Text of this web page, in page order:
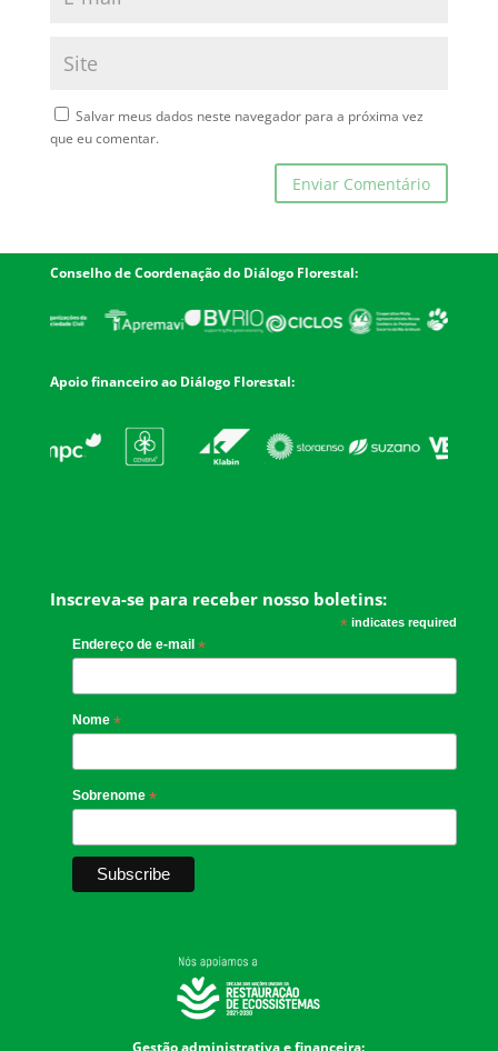
Salvar meus dados neste navegador para a próxima vez
que eu comentar.
Conselho de Coordenação do Diálogo Florestal:
Apoio financeiro ao Diálogo Florestal:
Inscreva-se para receber nosso boletins:
*indicates required
Endereço de e-mail *
Nome *
Sobrenome *
Gestão administrativa e financeira: